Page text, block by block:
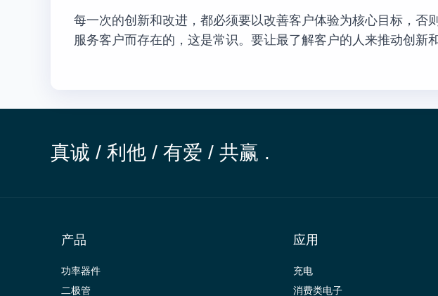
每一次的创新和改进，都必须要以改善客户体验为核心目标，
服务客户而存在的，这是常识。要让最了解客户的人来推动创
真诚 / 利他 / 有爱 / 共赢 .
产品
功率器件
二极管
应用
充电
消费类电子